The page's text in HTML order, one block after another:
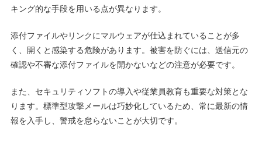
キング的な手段を用いる点が異なります。
添付ファイルやリンクにマルウェアが仕込まれていることが多
く、開くと感染する危険があります。被害を防ぐには、送信元の
確認や不審な添付ファイルを開かないなどの注意が必要です。
また、セキュリティソフトの導入や従業員教育も重要な対策とな
ります。標準型攻撃メールは巧妙化しているため、常に最新の情
報を入手し、警戒を怠らないことが大切です。